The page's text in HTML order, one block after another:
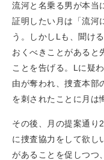
流河と名乗る男が本当
証明したい月は「流河
う。しかしLも、聞け
おくべきことがあると
ことを告げる。Lに疑
由が奪われ、捜査本部
を刺されたことに月は
その後、月の提案通り
に捜査協力をして欲し
があることを促しつつ